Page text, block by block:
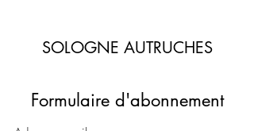
SOLOGNE AUTRUCHES
Formulaire d'abonnement